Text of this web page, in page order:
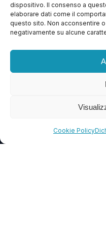
dispositivo. Il consenso a
elaborare dati come il
questo sito. Non acconsentire
negativamente su alcune
Cookie Policy
Apri Ticket
Contattaci
+39 0245076840